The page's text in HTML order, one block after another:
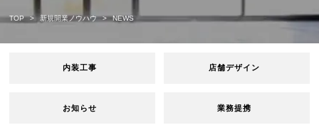
TOP 新規開業ノウハウ NEWS
内装工事 店舗デザイン
お知らせ 業務提携